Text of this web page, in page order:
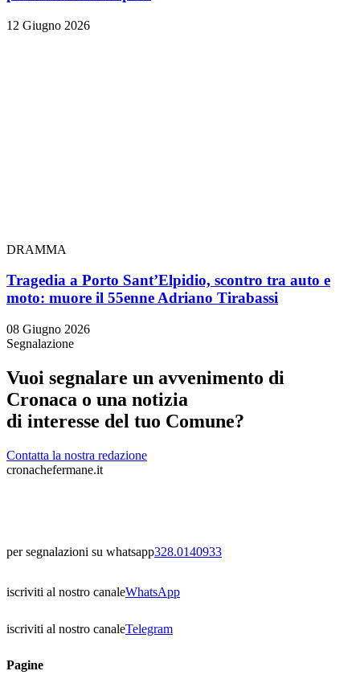
12 Giugno 2026
DRAMMA
Tragedia a Porto Sant’Elpidio, scontro tra auto e
moto: muore il 55enne Adriano Tirabassi
08 Giugno 2026
Segnalazione
Vuoi segnalare un avvenimento di
Cronaca o una notizia
di interesse del tuo Comune?
Contatta la nostra redazione
cronachefermane.it
per segnalazioni su whatsapp328.0140933
iscriviti al nostro canaleWhatsApp
iscriviti al nostro canaleTelegram
Pagine